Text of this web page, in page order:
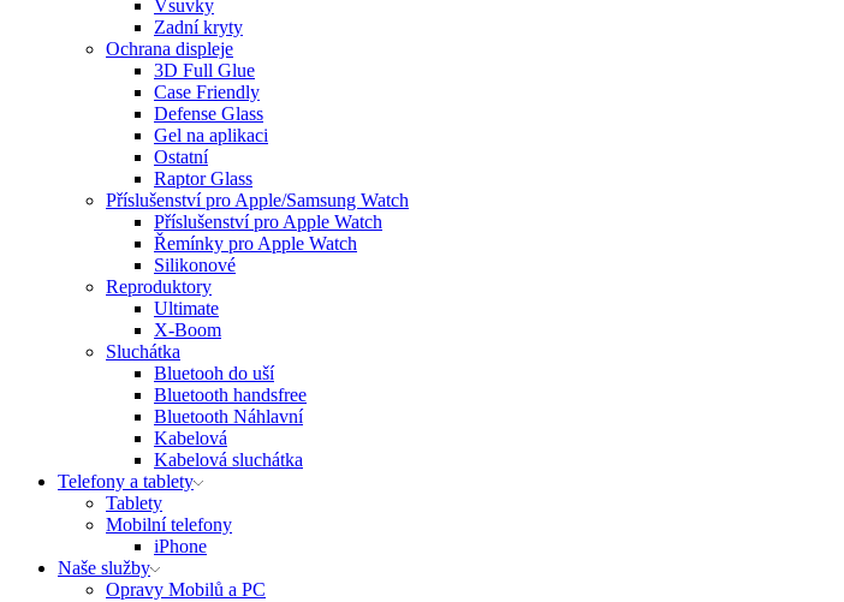
Vsuvky
Zadní kryty
Ochrana displeje
3D Full Glue
Case Friendly
Defense Glass
Gel na aplikaci
Ostatní
Raptor Glass
Příslušenství pro Apple/Samsung Watch
Příslušenství pro Apple Watch
Řemínky pro Apple Watch
Silikonové
Reproduktory
Ultimate
X-Boom
Sluchátka
Bluetooh do uší
Bluetooth handsfree
Bluetooth Náhlavní
Kabelová
Kabelová sluchátka
Telefony a tablety
Tablety
Mobilní telefony
iPhone
Naše služby
Opravy Mobilů a PC